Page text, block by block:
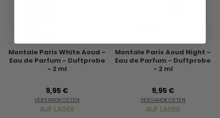
Montale Paris White Aoud -
Eau de Parfum - Duftprobe
- 2 ml
9,95 €
VERSANDKOSTEN
AUF LAGER
Montale Paris Aoud Night -
Eau de Parfum - Duftprobe
- 2 ml
9,95 €
VERSANDKOSTEN
AUF LAGER